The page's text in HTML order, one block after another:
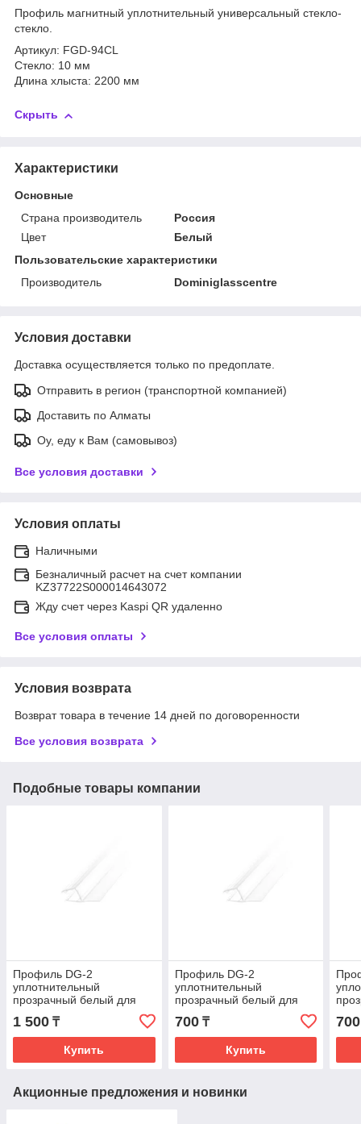
Профиль магнитный уплотнительный универсальный стекло-
стекло.
Артикул: FGD-94CL
Cтекло: 10 мм
Длина хлыста: 2200 мм
Скрыть
Характеристики
Основные
Страна производитель
Россия
Цвет
Белый
Пользовательские характеристики
Производитель
Dominiglasscentre
Условия доставки
Доставка осуществляется только по предоплате.
Отправить в регион (транспортной компанией)
Доставить по Алматы
Оу, еду к Вам (самовывоз)
Все условия доставки
Условия оплаты
Наличными
Безналичный расчет на счет компании
KZ37722S000014643072
Жду счет через Kaspi QR удаленно
Все условия оплаты
Условия возврата
Возврат товара в течение 14 дней по договоренности
Все условия возврата
Подобные товары компании
Профиль DG-2
уплотнительный
прозрачный белый для
душевой | 3000мм.| 10мм.
| FGD-89.1CL
1 500 ₸
Купить
Профиль DG-2
уплотнительный
прозрачный белый для
душевой с хлястиком
16мм. | 2200мм.| FGD-
89CL
700₸
Купить
700
Акционные предложения и новинки